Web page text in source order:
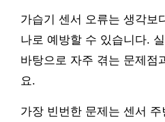
가습기 센서 오류는 생각보
나로 예방할 수 있습니다.
바탕으로 자주 겪는 문제점
요.
가장 빈번한 문제는 센서